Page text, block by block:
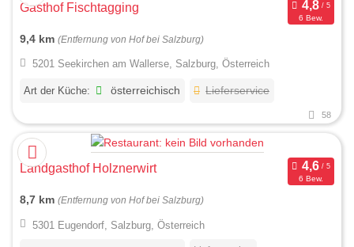
Gasthof Fischtagging
6 Bew.
9,4 km (Entfernung von Hof bei Salzburg)
5201 Seekirchen am Wallerse, Salzburg, Österreich
Art der Küche: österreichisch Lieferservice
58
Landgasthof Holznerwirt
6 Bew.
8,7 km (Entfernung von Hof bei Salzburg)
5301 Eugendorf, Salzburg, Österreich